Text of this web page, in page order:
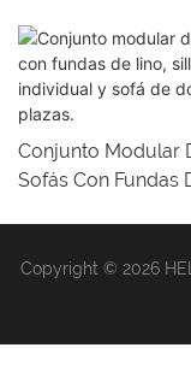
Conjunto Modular
Sofás Con Fundas
Copyright © 2026